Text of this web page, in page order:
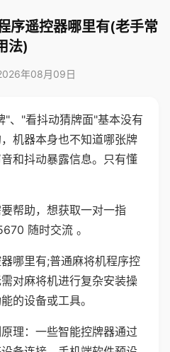
序遥控器哪里有(老手常
法)
年08月09日
"、"看抖动猜牌面"基本没有
机器本身也不知道哪张牌
和抖动暴露信息。只有懂
帮助，想获取一对一指
随时交流 。
哪里有;普通麻将机程序控
对麻将机进行复杂安装操
的设备或工具。
理：一些智能控牌器通过